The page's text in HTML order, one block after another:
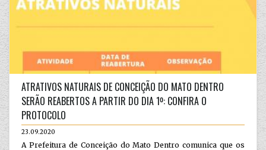
ATRATIVOS NATURAIS DE CONCEIÇÃO DO MATO DENTRO
SERÃO REABERTOS A PARTIR DO DIA 1º: CONFIRA O
PROTOCOLO
23.09.2020
A Prefeitura de Conceição do Mato Dentro comunica que os